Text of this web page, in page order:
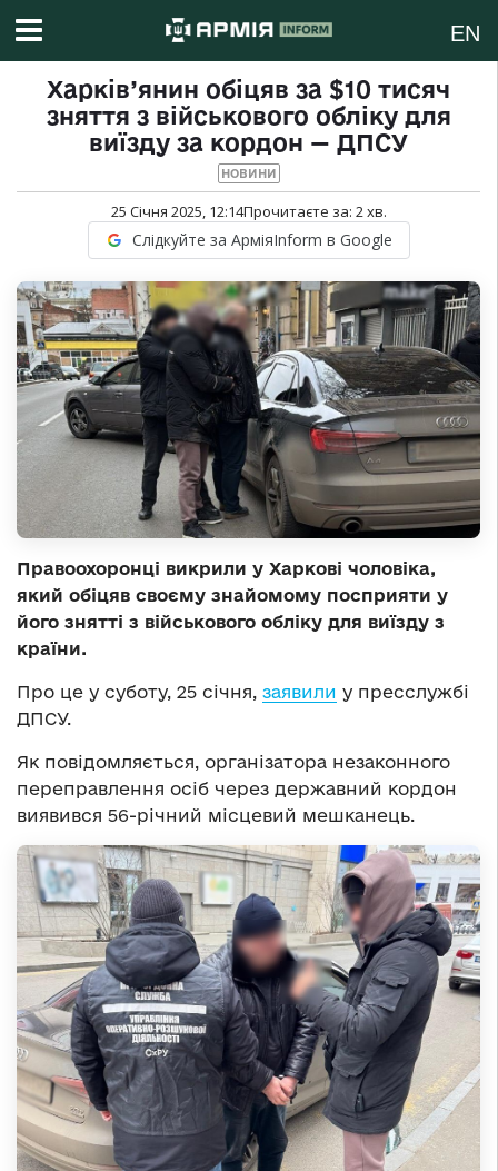
EN
Харків’янин обіцяв за $10 тисяч
зняття з військового обліку для
виїзду за кордон — ДПСУ
НОВИНИ
25 Січня 2025, 12:14Прочитаєте за: 2хв.
Слідкуйте за АрміяInform в Google
Правоохоронці викрили у Харкові чоловіка,
який обіцяв своєму знайомому посприяти у
його знятті з військового обліку для виїзду з
країни.
Про це у суботу, 25 січня, заявили у пресслужбі
ДПСУ.
Як повідомляється, організатора незаконного
переправлення осіб через державний кордон
виявився 56-річний місцевий мешканець.